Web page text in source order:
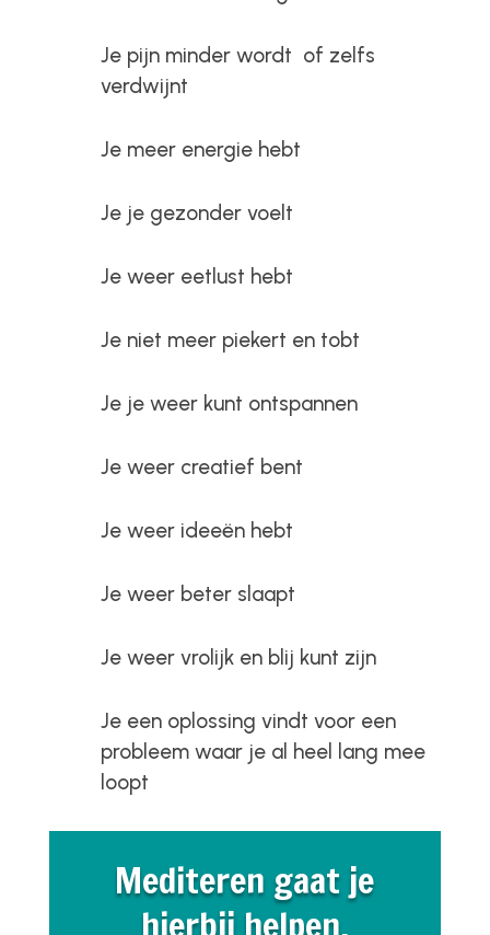
Je pijn minder wordt of zelfs
verdwijnt
Je meer energie hebt
Je je gezonder voelt
Je weer eetlust hebt
Je niet meer piekert en tobt
Je je weer kunt ontspannen
Je weer creatief bent
Je weer ideeën hebt
Je weer beter slaapt
Je weer vrolijk en blij kunt zijn
Je een oplossing vindt voor een
probleem waar je al heel lang mee
loopt
Mediteren gaat je